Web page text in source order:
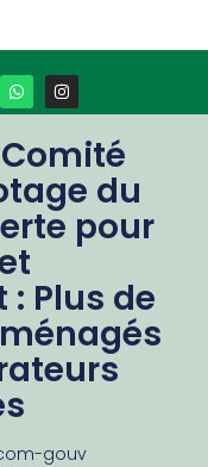
du
pour
: Plus de
gouv